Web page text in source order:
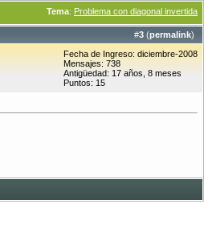
Tema: Problema con diagonal invertida
#3 (permalink)
Fecha de Ingreso: diciembre-2008
Mensajes: 738
Antigüedad: 17 años, 8 meses
Puntos: 15